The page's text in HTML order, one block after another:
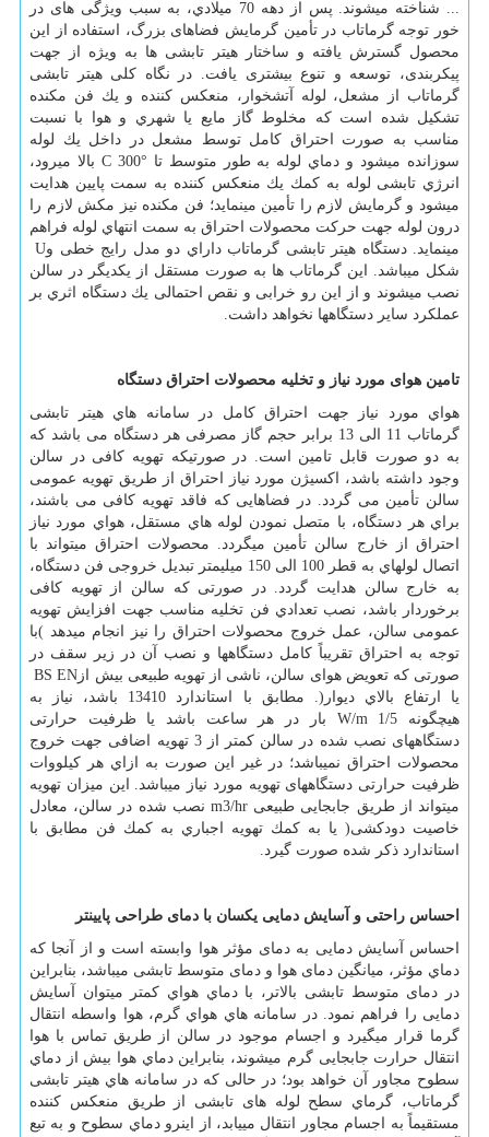
... شناخته میشوند. پس از دهه 70 ميلادي، به سبب ویژگی های در
خور توجه گرماتاب در تأمین گرمایش فضاهای بزرگ، استفاده از این
محصول گسترش یافته و ساختار هیتر تابشی ها به ویژه از جهت
پیکربندی، توسعه و تنوع بیشتری یافت. در نگاه کلی هیتر تابشی
گرماتاب از مشعل، لوله آتشخوار، منعکس كننده و یك فن مکنده
تشکیل شده است كه مخلوط گاز مایع یا شهري و هوا با نسبت
مناسب به صورت احتراق کامل توسط مشعل در داخل یك لوله
سوزانده میشود و دماي لوله به طور متوسط تا C 300° بالا میرود،
انرژي تابشی لوله به كمك يك منعکس کننده به سمت پایین هدایت
میشود و گرمایش لازم را تأمین مینماید؛ فن مکنده نیز مکش لازم را
درون لوله جهت حركت محصولات احتراق به سمت انتهاي لوله فراهم
مینماید. دستگاه هیتر تابشی گرماتاب داراي دو مدل رایج خطی وU
شکل میباشد. این گرماتاب ها به صورت مستقل از یکدیگر در سالن
نصب میشوند و از این رو خرابی و نقص احتمالی یك دستگاه اثري بر
عملکرد سایر دستگاهها نخواهد داشت
تامین هوای مورد نیاز و تخلیه محصولات احتراق دستگاه
هواي مورد نیاز جهت احتراق کامل در سامانه هاي هیتر تابشی
گرماتاب 11 الی 13 برابر حجم گاز مصرفی هر دستگاه می باشد كه
به دو صورت قابل تامین است. در صورتیکه تهویه کافی در سالن
وجود داشته باشد، اکسیژن مورد نیاز احتراق از طریق تهویه عمومی
سالن تأمین می گردد. در فضاهایی كه فاقد تهویه كافی می باشند،
براي هر دستگاه، با متصل نمودن لوله هاي مستقل، هواي مورد نیاز
احتراق از خارج سالن تأمین میگردد. محصولات احتراق میتواند با
اتصال لولهاي به قطر 100 الی 150 میلیمتر تبدیل خروجی فن دستگاه،
به خارج سالن هدایت گردد. در صورتی که سالن از تهویه کافی
برخوردار باشد، نصب تعدادي فن تخلیه مناسب جهت افزایش تهویه
عمومی سالن، عمل خروج محصولات احتراق را نیز انجام میدهد )با
توجه به احتراق تقریباً كامل دستگاهها و نصب آن در زیر سقف در
صورتی که تعویض هوای سالن، ناشی از تهویه طبیعی بیش از BS EN
یا ارتفاع بالاي دیوار(. مطابق با استاندارد 13410 باشد، نیاز به
هیچگونه W/m 1/5 بار در هر ساعت باشد یا ظرفیت حرارتی
دستگاههای نصب شده در سالن كمتر از 3 تهویه اضافی جهت خروج
محصولات احتراق نمیباشد؛ در غیر این صورت به ازاي هر كيلووات
ظرفیت حرارتی دستگاههای تهویه مورد نیاز میباشد. این میزان تهویه
میتواند از طریق جابجایی طبیعی m3/hr نصب شده در سالن، معادل
خاصیت دودکشی( یا به كمك تهویه اجباري به كمك فن مطابق با
استاندارد ذكر شده صورت گیرد
احساس راحتی و آسایش دمایی یکسان با دمای طراحی پایینتر
احساس آسایش دمایی به دمای مؤثر هوا وابسته است و از آنجا كه
دماي مؤثر، میانگین دمای هوا و دمای متوسط تابشی میباشد، بنابراین
در دمای متوسط تابشی بالاتر، با دماي هواي كمتر میتوان آسایش
دمایی را فراهم نمود. در سامانه هاي هواي گرم، هوا واسطه انتقال
گرما قرار میگیرد و اجسام موجود در سالن از طریق تماس با هوا
انتقال حرارت جابجایی گرم میشوند، بنابراین دماي هوا بیش از دماي
سطوح مجاور آن خواهد بود؛ در حالی كه در سامانه هاي هیتر تابشی
گرماتاب، گرماي سطح لوله های تابشی از طریق منعکس کننده
مستقیماً به اجسام مجاور انتقال مییابد، از اینرو دماي سطوح و به تبع